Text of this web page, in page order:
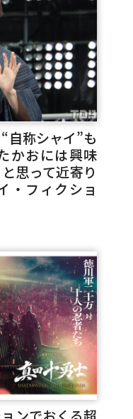
自称シャイ”も
かおには興味
思って近寄り
・フィクショ